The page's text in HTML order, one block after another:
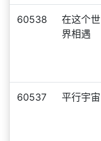
60538
在这个世
界相遇
60537 平行宇宙